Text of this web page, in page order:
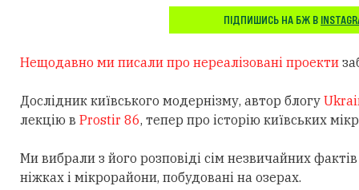
ПІДПИШИСЬ НА БЖ В
Нещодавно ми писали про нереалізовані проекти
Дослідник київського модернізму, автор блогу
лекцію в Prostir 86, тепер про історію київських
Ми вибрали з його розповіді сім незвичайних
ніжках і мікрорайони, побудовані на озерах.